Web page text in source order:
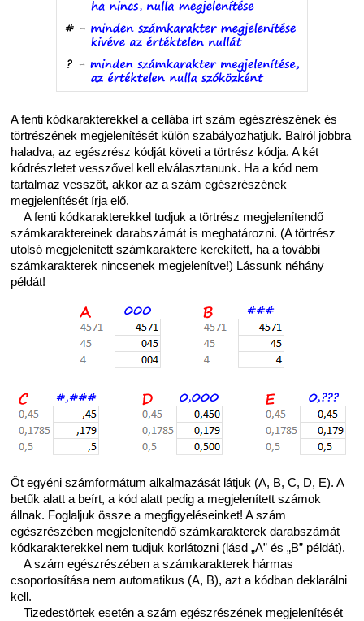
A fenti kódkarakterekkel a cellába írt szám egészrészének és
törtrészének megjelenítését külön szabályozhatjuk. Balról jobbra
haladva, az egészrész kódját követi a törtrész kódja. A két
kódrészletet vesszővel kell elválasztanunk. Ha a kód nem
tartalmaz vesszőt, akkor az a szám egészrészének
megjelenítését írja elő.
A fenti kódkarakterekkel tudjuk a törtrész megjelenítendő
számkaraktereinek darabszámát is meghatározni. (A törtrész
utolsó megjelenített számkaraktere kerekített, ha a további
számkarakterek nincsenek megjelenítve!) Lássunk néhány
példát!
Őt egyéni számformátum alkalmazását látjuk (A, B, C, D, E). A
betűk alatt a beírt, a kód alatt pedig a megjelenített számok
állnak. Foglaljuk össze a megfigyeléseinket! A szám
egészrészében megjelenítendő számkarakterek darabszámát
kódkarakterekkel nem tudjuk korlátozni (lásd „A” és „B” példát).
A szám egészrészében a számkarakterek hármas
csoportosítása nem automatikus (A, B), azt a kódban deklarálni
kell.
Tizedestörtek esetén a szám egészrészének megjelenítését